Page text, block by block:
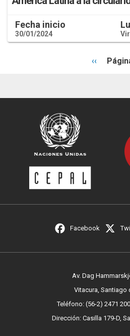
Fecha inicio
30/01/2024
Página
‹‹
Facebook
Av. Dag
Vitacura, Santiago
Teléfono: (56-2) 2471
Dirección: Casilla 179-D,